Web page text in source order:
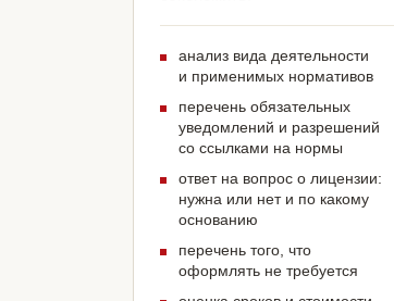
анализ вида деятельности
и применимых нормативов
перечень обязательных
уведомлений и разрешений
со ссылками на нормы
ответ на вопрос о лицензии:
нужна или нет и по какому
основанию
перечень того, что
оформлять не требуется